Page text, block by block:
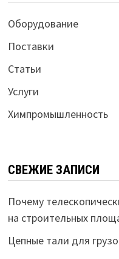
Оборудование
Поставки
Статьи
Услуги
Химпромышленность
СВЕЖИЕ ЗАПИСИ
Почему
на строительных
Цепные тали для